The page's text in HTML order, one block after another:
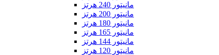
مانیتور 240 هرتز
مانیتور 200 هرتز
مانیتور 180 هرتز
مانیتور 165 هرتز
مانیتور 144 هرتز
مانیتور 120 هرتز